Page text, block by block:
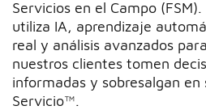
Servicios en el Campo
utiliza IA, aprendizaje
real y análisis avanzados
nuestros clientes tomen
informadas y sobresalgan en
Servicio™.